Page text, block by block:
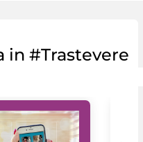
in #Trastevere